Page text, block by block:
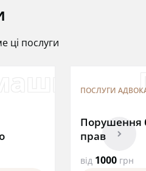
ці послуги
ПОСЛУГИ
Порушення
прав
від 1000 грн
arrowright